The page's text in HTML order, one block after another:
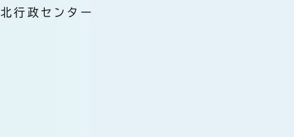
北行政センター